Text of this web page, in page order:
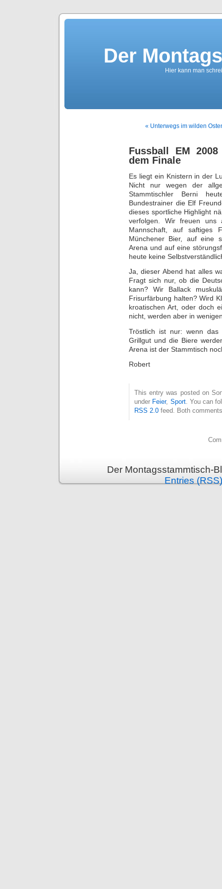
Der
Hier kann man
« Unterwegs im wilden
Fussball EM
dem Finale
Es liegt ein Knistern in der
Nicht nur wegen der
Stammtischler Berni
Bundestrainer die Elf
dieses sportliche Highlight
verfolgen. Wir freuen uns
Mannschaft, auf saftiges
Münchener Bier, auf eine
Arena und auf eine
heute keine
Ja, dieser Abend hat alles
Fragt sich nur, ob die
kann? Wir Ballack
Frisurfärbung halten? Wird
kroatischen Art, oder doch
nicht, werden aber in
Tröstlich ist nur: wenn
Grillgut und die Biere
Arena ist der Stammtisch
Robert
This entry was posted on
under Feier, Sport. You can
RSS 2.0 feed. Both
Der Montagsstammtisch-
Entries (RSS)